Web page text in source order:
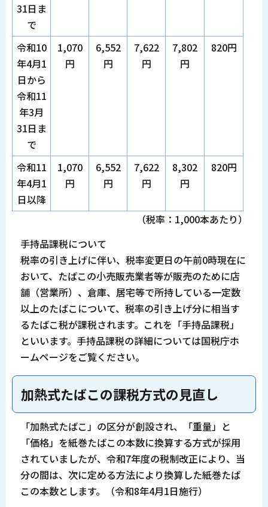
31日ま
で
令和10
年4月1
日から
令和11
年3月
31日ま
で
1,070
円
6,552
円
7,622
円
7,802
円
820円
令和11
年4月1
日以降
1,070
円
6,552
円
7,622
円
8,302
円
820円
（税率：1,000本あたり）
手持品課税について
税率の引き上げに伴い、税率変更日の午前0時現在に
おいて、たばこの小売販売業者等が販売のために店
舗（営業所）、倉庫、居宅等で所持している一定数
以上のたばこについて、税率の引き上げ分に相当す
るたばこ税が課税されます。これを「手持品課税」
といいます。手持品課税の詳細については国税庁ホ
ームページをご覧ください。
加熱式たばこの課税方式の見直し
「加熱式たばこ」の区分が創設され、「重量」と
「価格」を紙巻たばこの本数に換算する方式が採用
されていましたが、令和7年度の税制改正により、当
分の間は、次に定める方法により換算した紙巻たば
この本数とします。（令和8年4月1日施行）